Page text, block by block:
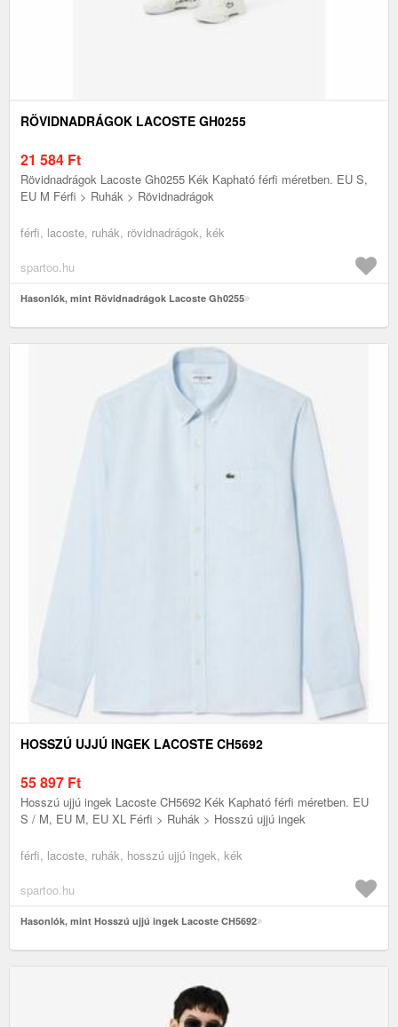
RÖVIDNADRÁGOK LACOSTE GH0255
21 584 Ft
Rövidnadrágok Lacoste Gh0255 Kék Kapható férfi méretben. EU S,
EU M Férfi > Ruhák > Rövidnadrágok
férfi, lacoste, ruhák, rövidnadrágok, kék
spartoo.hu
Hasonlók, mint Rövidnadrágok Lacoste Gh0255
HOSSZÚ UJJÚ INGEK LACOSTE CH5692
55 897 Ft
Hosszú ujjú ingek Lacoste CH5692 Kék Kapható férfi méretben. EU
S / M, EU M, EU XL Férfi > Ruhák > Hosszú ujjú ingek
férfi, lacoste, ruhák, hosszú ujjú ingek, kék
spartoo.hu
Hasonlók, mint Hosszú ujjú ingek Lacoste CH5692